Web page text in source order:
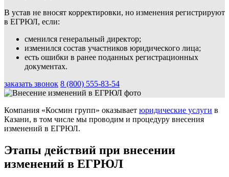
В устав не вносят корректировки, но изменения регистрируют
в ЕГРЮЛ, если:
сменился генеральный директор;
изменился состав участников юридического лица;
есть ошибки в ранее поданных регистрационных
документах.
заказать звонок 8 (800) 555-83-54
Компания «Космин групп» оказывает юридические услуги в
Казани, в том числе мы проводим и процедуру внесения
изменений в ЕГРЮЛ.
Этапы действий при внесении
изменений в ЕГРЮЛ